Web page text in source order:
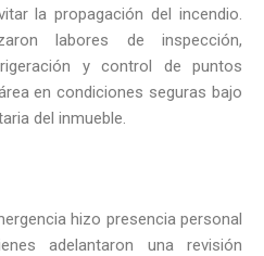
la propagación del incendio.
labores de inspección,
y control de puntos
en condiciones seguras bajo
del inmueble.
hizo presencia personal
adelantaron una revisión